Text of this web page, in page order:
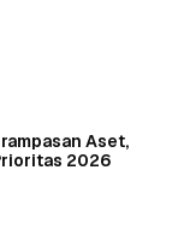
Aset,
2026